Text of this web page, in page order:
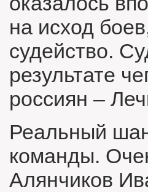
на исход
судейство.
результате
россиян –
Реальный
команды.
Алянчиков